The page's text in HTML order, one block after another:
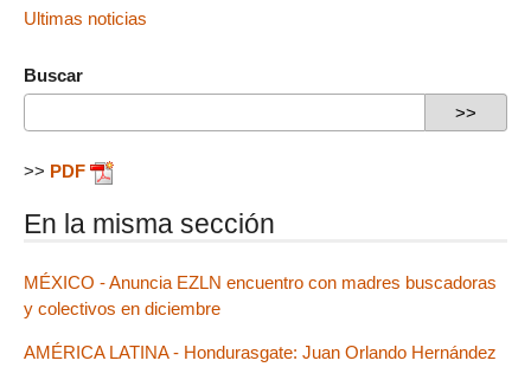
Ultimas noticias
Buscar
>> PDF
En la misma sección
MÉXICO - Anuncia EZLN encuentro con madres buscadoras
y colectivos en diciembre
AMÉRICA LATINA - Hondurasgate: Juan Orlando Hernández